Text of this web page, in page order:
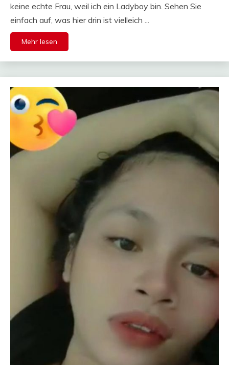
keine echte Frau, weil ich ein Ladyboy bin. Sehen Sie
einfach auf, was hier drin ist vielleich ...
Mehr lesen